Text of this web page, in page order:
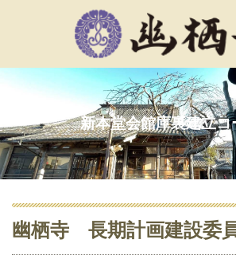
新本堂会館庫裏建立コ
幽栖寺 長期計画建設委